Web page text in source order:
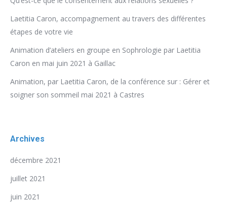
Laetitia Caron, accompagnement au travers des différentes
étapes de votre vie
Animation d’ateliers en groupe en Sophrologie par Laetitia
Caron en mai juin 2021 à Gaillac
Animation, par Laetitia Caron, de la conférence sur : Gérer et
soigner son sommeil mai 2021 à Castres
Archives
décembre 2021
juillet 2021
juin 2021